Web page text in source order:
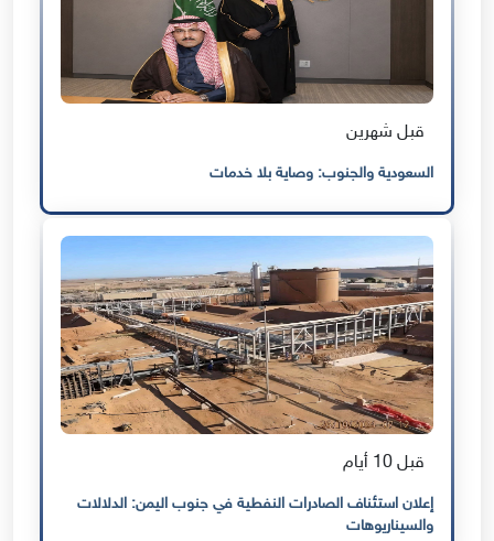
قبل شهرين
السعودية والجنوب: وصاية بلا خدمات
قبل 10 أيام
إعلان استئناف الصادرات النفطية في جنوب اليمن: الدلالات
والسيناريوهات